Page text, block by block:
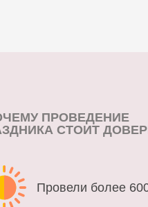
ПРОВЕДЕНИЕ
СТОИТ
Провели более